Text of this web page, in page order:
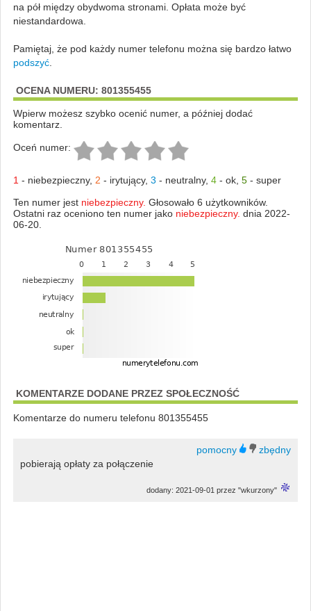
na pół między obydwoma stronami. Opłata może być
niestandardowa.
Pamiętaj, że pod każdy numer telefonu można się bardzo łatwo
podszyć.
OCENA NUMERU: 801355455
Wpierw możesz szybko ocenić numer, a później dodać
komentarz.
Oceń numer:
1 - niebezpieczny, 2 - irytujący, 3 - neutralny, 4- ok, 5- super
Ten numer jest niebezpieczny. Głosowało 6 użytkowników.
Ostatni raz oceniono ten numer jako niebezpieczny. dnia 2022-
06-20.
KOMENTARZE DODANE PRZEZ SPOŁECZNOŚĆ
Komentarze do numeru telefonu 801355455
pobierają opłaty za połączenie
dodany: 2021-09-01 przez "wkurzony"